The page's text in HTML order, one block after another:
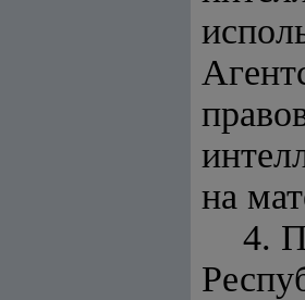
на
4.